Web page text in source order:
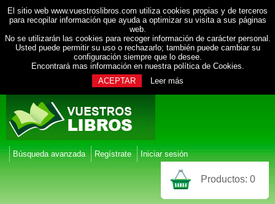
El sitio web www.vuestroslibros.com utiliza cookies propias y de terceros
para recopilar información que ayuda a optimizar su visita a sus páginas
web.
No se utilizarán las cookies para recoger información de carácter personal.
Usted puede permitir su uso o rechazarlo; también puede cambiar su
configuración siempre que lo desee.
Encontrará mas información en nuestra política de Cookies.
ACEPTAR
Leer más
Búsqueda avanzada Regístrate Iniciar sesión
Productos: 0